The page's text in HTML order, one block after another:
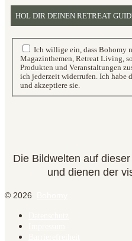
Ich willige ein, dass Bohomy
Magazinthemen, Retreat Living,
Produkten und Veranstaltungen
ich jederzeit widerrufen. Ich
und akzeptiere sie.
Die Bildwelten auf
und dienen der
© 2026